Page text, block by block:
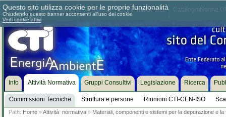
Chi siamo Dove siamo Contattaci Come associarsi
Info Attività Normativa
Commissioni Tecniche Struttura e persone Riunioni CTI-CEN-ISO
Gruppi Consultivi Legislazione Ricerca
Path: Home »Attività normativa » Materiali, componenti e sistemi per la depurazione e
Questo sito utilizza cookie per le proprie funzionalità
Chiudendo questo banner acconsenti all'uso dei cookie.
Vedi cookie attivi